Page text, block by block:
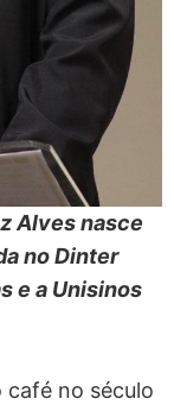
Alves nasce
no Dinter
e a Unisinos
café no século